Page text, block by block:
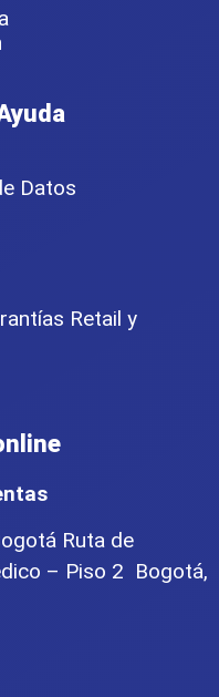
Datos
Retail y
Ruta de
– Piso 2 Bogotá,